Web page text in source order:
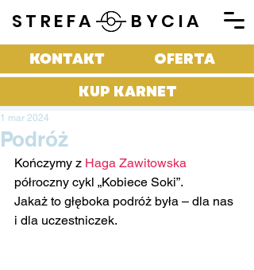
STREFA BYCIA
OFERTA
KONTAKT
KUP KARNET
Podróż
1 mar 2024
Kończymy z Haga Zawitowska
półroczny cykl „Kobiece Soki”.
Jakaż to głęboka podróż była – dla nas
i dla uczestniczek.